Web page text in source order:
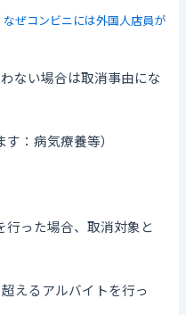
ぜコンビニには外国人店員が
ない場合は取消事由にな
：病気療養等）
った場合、取消対象と
えるアルバイトを行っ